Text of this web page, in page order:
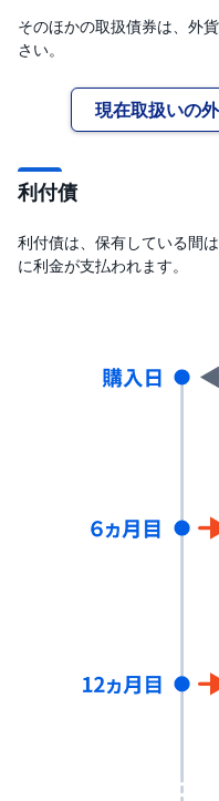
そのほかの取扱債券は、外
さい。
現在取扱いの
利付債
利付債は、保有している間
に利金が支払われます。